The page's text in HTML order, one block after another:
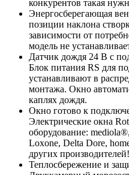
конкурентов такая
Энергосберегающая
позиции наклона
зависимости от
модель не
Датчик дождя 24 В c
Блок питания RS для
устанавливают в
монтажа. Окно
каплях дождя.
Окно готово к
Электрические окна
оборудование:
Loxone, Delta Dore,
других производителей!
Теплосбережение и